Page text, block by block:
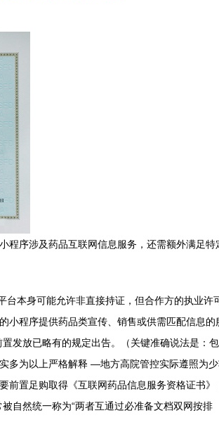
程序涉及药品互联网信息服务，还需额外满足
本身可能允许非直接持证，但合作方的执业许
小程序提供药品类宣传、销售或供需匹配信息
发放已略有的规定出告。（关键准确说法是：
多为以上严格解释 —地方高院管控实际遵照为
置足购取得《互联网药品信息服务资格证书》
自然统一称为“两者互通过必准备文档双网按排